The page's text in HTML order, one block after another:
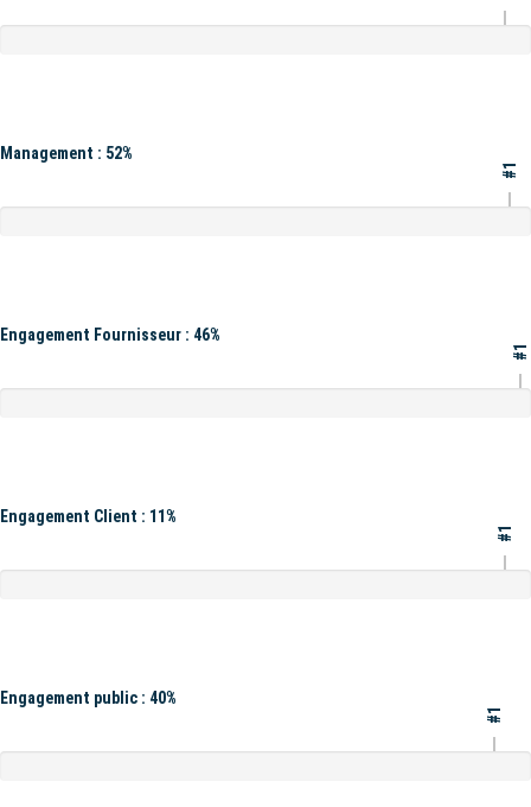
Management : 52%
#1
Engagement Fournisseur : 46%
#1
Engagement Client : 11%
#1
Engagement public : 40%
#1